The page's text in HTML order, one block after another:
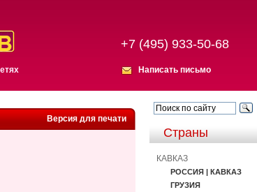
+7 (495) 933-50-68
Написать письмо
Версия для печати
Страны
КАВКАЗ
РОССИЯ | КАВКАЗ
ГРУЗИЯ